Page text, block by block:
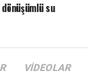
su
VIDEOLAR